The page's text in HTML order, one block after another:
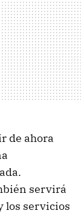
de ahora
servirá
los servicios